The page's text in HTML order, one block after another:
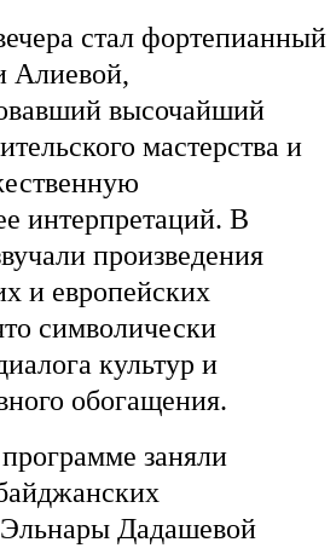
стал фортепианный
Алиевой,
высочайший
мастерства и
интерпретаций. В
произведения
и европейских
символически
культур и
обогащения.
заняли
Дадашевой